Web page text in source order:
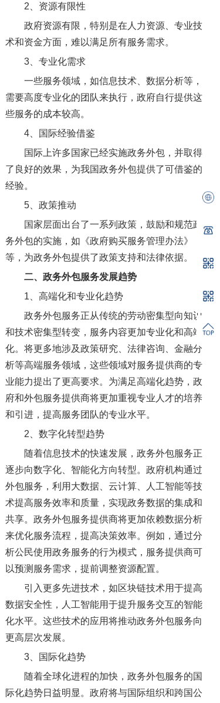
2、资源有限性
政府资源有限，特别是在人力资源、专业技
术和资金方面，难以满足所有服务需求。
3、专业化需求
一些服务领域，如信息技术、数据分析等，
需要高度专业化的团队来执行，政府自行提供这
些服务的成本较高。
4、国际经验借鉴
国际上许多国家已经实施政务外包，并取得
了良好的效果，为我国政务外包提供了可借鉴的
经验。
5、政策推动
国家层面出台了一系列政策，鼓励和规范政
务外包的实施，如《政府购买服务管理办法》
等，为政务外包提供了政策支持和法律依据。
二、政务外包服务发展趋势
1、高端化和专业化趋势
政务外包服务正从传统的劳动密集型向知识
和技术密集型转变，服务内容更加专业化和高端
化。将更多地涉及政策研究、法律咨询、金融分
析等高端服务领域，这些领域对服务提供商的专
业能力提出了更高要求。为满足高端化趋势，政
府和外包服务提供商将更加重视专业人才的培养
和引进，提高服务团队的专业水平。
2、数字化转型趋势
随着信息技术的快速发展，政务外包服务正
逐步向数字化、智能化方向转型。政府机构通过
外包服务，利用大数据、云计算、人工智能等技
术提高服务效率和质量，实现政务数据的集成和
共享。政务外包服务提供商将更加依赖数据分析
来优化服务流程，提高决策效率。例如，通过分
析公民使用政务服务的行为模式，服务提供商可
以预测服务需求，提前调整资源配置。
引入更多先进技术，如区块链技术用于提高
数据安全性，人工智能用于提升服务交互的智能
化水平。这些技术的应用将推动政务外包服务向
更高层次发展。
3、国际化趋势
随着全球化进程的加快，政务外包服务的国
际化趋势日益明显。政府将与国际组织和跨国公